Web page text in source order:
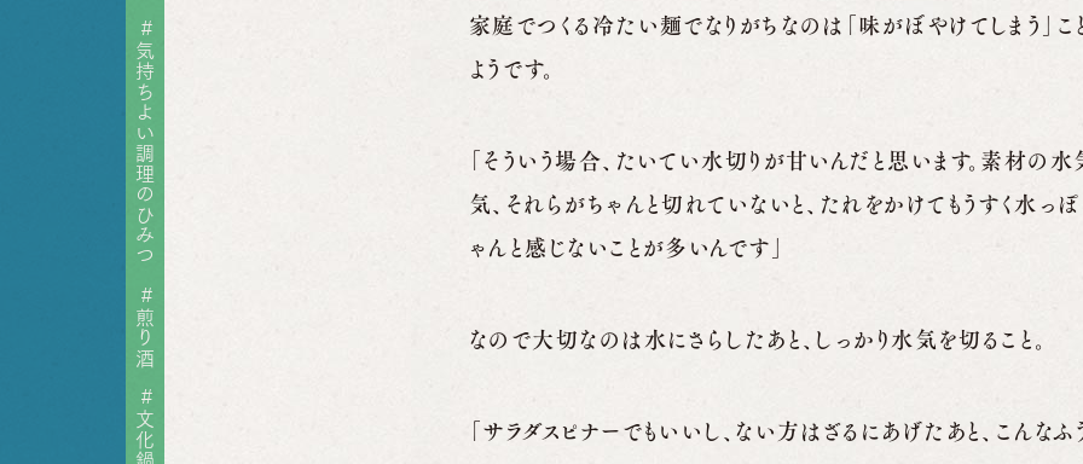
家庭でつくる冷たい麺でなりがちなのは「味がぼやけてしまう」こ
ようです。
「そういう場合、たいてい水切りが甘いんだと思います。素材の
気、それらがちゃんと切れていないと、たれをかけてもうすく水っぽ
ゃんと感じないことが多いんです」
なので大切なのは水にさらしたあと、しっかり水気を切ること。
「サラダスピナーでもいいし、ない方はざるにあげたあと、こんな
#
気持ちよい調理のひみつ
#
煎り酒
#
文化鍋